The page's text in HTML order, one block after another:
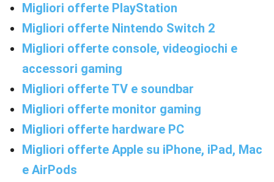
Migliori offerte PlayStation
Migliori offerte Nintendo Switch 2
Migliori offerte console, videogiochi e
accessori gaming
Migliori offerte TV e soundbar
Migliori offerte monitor gaming
Migliori offerte hardware PC
Migliori offerte Apple su iPhone, iPad, Mac
e AirPods